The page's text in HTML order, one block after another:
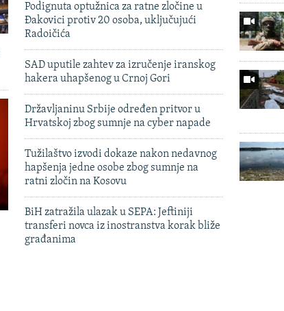
Podignuta optužnica za ratne zločine u
Đakovici protiv 20 osoba, uključujući
Radoičića
SAD uputile zahtev za izručenje iranskog
hakera uhapšenog u Crnoj Gori
Državljaninu Srbije određen pritvor u
Hrvatskoj zbog sumnje na cyber napade
Tužilaštvo izvodi dokaze nakon nedavnog
hapšenja jedne osobe zbog sumnje na
ratni zločin na Kosovu
BiH zatražila ulazak u SEPA: Jeftiniji
transferi novca iz inostranstva korak bliže
građanima